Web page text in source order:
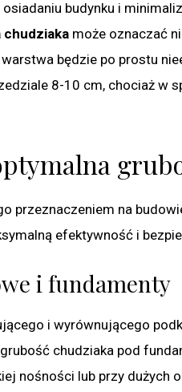
budynku i
chudziaka może oznaczać
będzie po prostu
8-10 cm, chociaż w
przeznaczeniem na
efektywność i
i fundamenty
i wyrównującego
chudziaka pod
nośności lub przy dużych